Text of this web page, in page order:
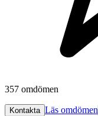
357 omdömen
Kontakta Läs omdömen